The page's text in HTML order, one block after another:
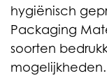
hygiënisch
Packaging
soorten